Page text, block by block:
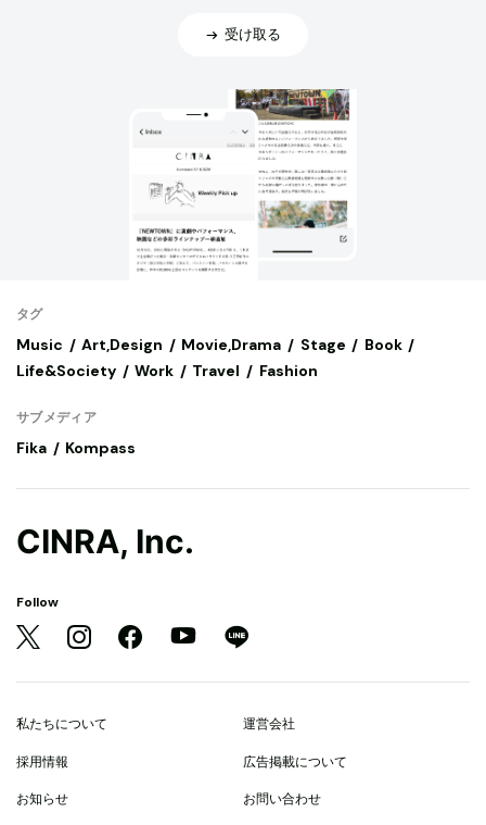
受け取る
タグ
Music Art,Design Movie,Drama Stage
Book
Life&Society
Work Travel Fashion
サブメディア
Fika Kompass
CINRA, Inc.
Follow
私たちについて 運営会社
採用情報 広告掲載について
お知らせ お問い合わせ